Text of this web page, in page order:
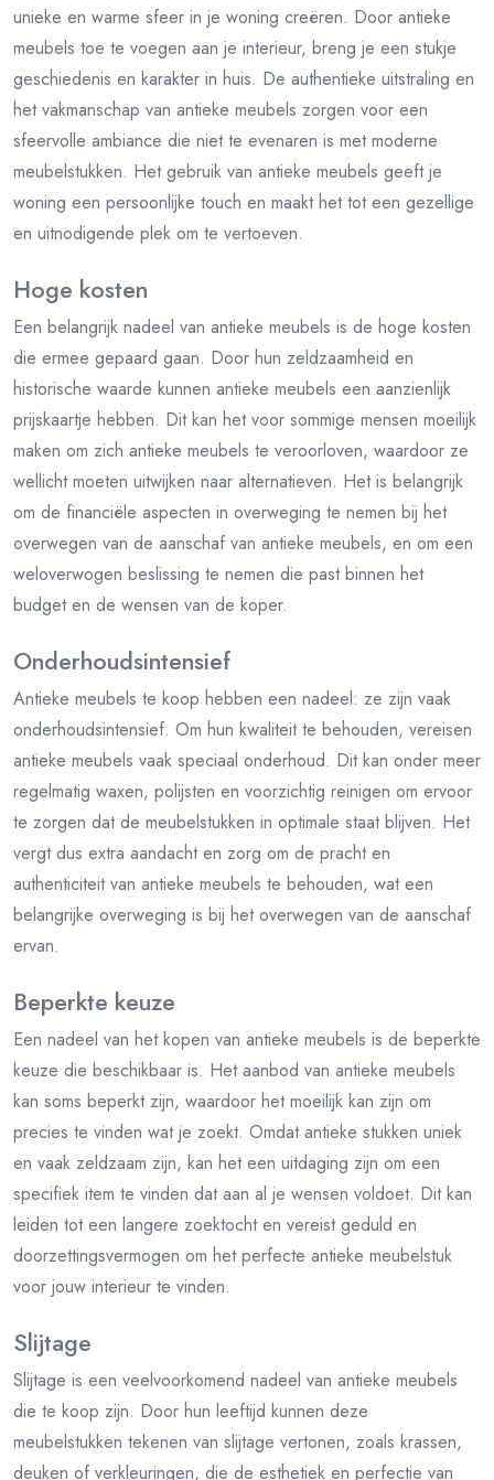
unieke en warme sfeer in je woning creëren. Door antieke
meubels toe te voegen aan je interieur, breng je een stukje
geschiedenis en karakter in huis. De authentieke uitstraling en
het vakmanschap van antieke meubels zorgen voor een
sfeervolle ambiance die niet te evenaren is met moderne
meubelstukken. Het gebruik van antieke meubels geeft je
woning een persoonlijke touch en maakt het tot een gezellige
en uitnodigende plek om te vertoeven.
Hoge kosten
Een belangrijk nadeel van antieke meubels is de hoge kosten
die ermee gepaard gaan. Door hun zeldzaamheid en
historische waarde kunnen antieke meubels een aanzienlijk
prijskaartje hebben. Dit kan het voor sommige mensen moeilijk
maken om zich antieke meubels te veroorloven, waardoor ze
wellicht moeten uitwijken naar alternatieven. Het is belangrijk
om de financiële aspecten in overweging te nemen bij het
overwegen van de aanschaf van antieke meubels, en om een
weloverwogen beslissing te nemen die past binnen het
budget en de wensen van de koper.
Onderhoudsintensief
Antieke meubels te koop hebben een nadeel: ze zijn vaak
onderhoudsintensief. Om hun kwaliteit te behouden, vereisen
antieke meubels vaak speciaal onderhoud. Dit kan onder meer
regelmatig waxen, polijsten en voorzichtig reinigen om ervoor
te zorgen dat de meubelstukken in optimale staat blijven. Het
vergt dus extra aandacht en zorg om de pracht en
authenticiteit van antieke meubels te behouden, wat een
belangrijke overweging is bij het overwegen van de aanschaf
ervan.
Beperkte keuze
Een nadeel van het kopen van antieke meubels is de beperkte
keuze die beschikbaar is. Het aanbod van antieke meubels
kan soms beperkt zijn, waardoor het moeilijk kan zijn om
precies te vinden wat je zoekt. Omdat antieke stukken uniek
en vaak zeldzaam zijn, kan het een uitdaging zijn om een
specifiek item te vinden dat aan al je wensen voldoet. Dit kan
leiden tot een langere zoektocht en vereist geduld en
doorzettingsvermogen om het perfecte antieke meubelstuk
voor jouw interieur te vinden.
Slijtage
Slijtage is een veelvoorkomend nadeel van antieke meubels
die te koop zijn. Door hun leeftijd kunnen deze
meubelstukken tekenen van slijtage vertonen, zoals krassen,
deuken of verkleuringen, die de esthetiek en perfectie van